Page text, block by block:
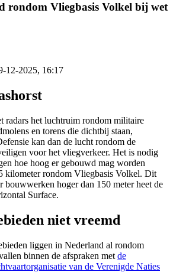
rondom Vliegbasis Volkel bij wet
12-2025, 16:17
radars het luchtruim rondom militaire
en torens die dichtbij staan,
kan dan de lucht rondom de
voor het vliegverkeer. Het is nodig
hoe hoog er gebouwd mag worden
kilometer rondom Vliegbasis Volkel. Dit
bouwwerken hoger dan 150 meter heet de
Surface.
niet vreemd
liggen in Nederland al rondom
binnen de afspraken met de
van de Verenigde Naties